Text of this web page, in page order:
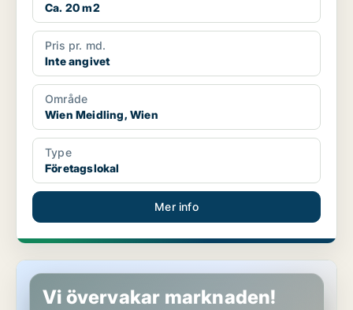
Ca. 20 m2
Pris pr. md.
Inte angivet
Område
Wien Meidling, Wien
Type
Företagslokal
Mer info
Industrilokal i Wien Meidling, Wien
Vi övervakar marknaden!